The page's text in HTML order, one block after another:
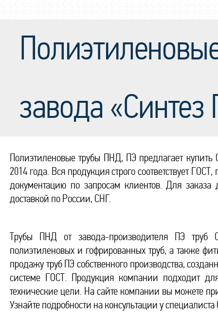
завода
Полиэтиленовые трубы ПНД, ПЭ предлагает купить
2014 года. Вся продукция строго соответствует
документацию по запросам клиентов. Для заказа
доставкой по России, СНГ.
Трубы ПНД от завода-производителя ПЭ труб
полиэтиленовых и гофрированных труб, а также
продажу труб ПЭ собственного производства,
системе ГОСТ. Продукция компании подходит
технические цели. На сайте компании вы можете
Узнайте подробности на консультации у